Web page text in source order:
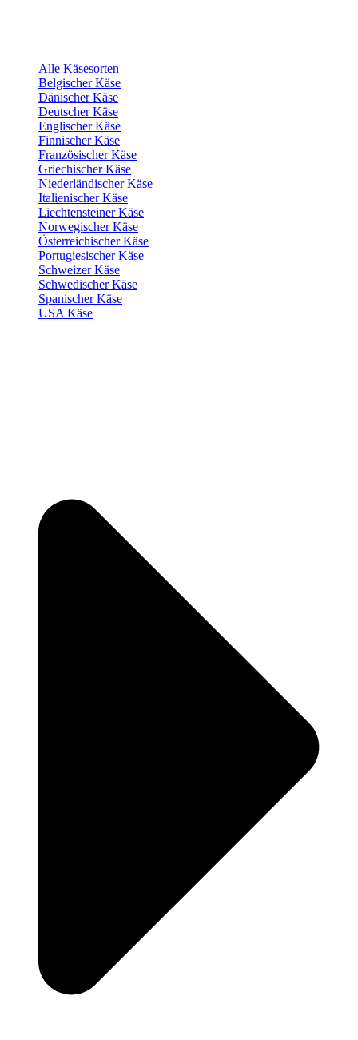
Alle Käsesorten
Belgischer Käse
Dänischer Käse
Deutscher Käse
Englischer Käse
Finnischer Käse
Französischer Käse
Griechischer Käse
Niederländischer Käse
Italienischer Käse
Liechtensteiner Käse
Norwegischer Käse
Österreichischer Käse
Portugiesischer Käse
Schweizer Käse
Schwedischer Käse
Spanischer Käse
USA Käse